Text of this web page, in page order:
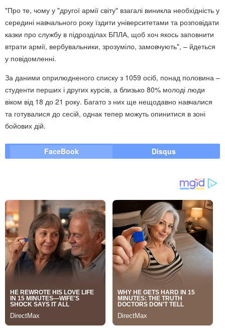
"Про те, чому у "другої армії світу" взагалі виникла необхідність у
середині навчального року їздити університетами та розповідати
казки про службу в підрозділах БПЛА, щоб хоч якось заповнити
втрати армії, вербувальники, зрозуміло, замовчують", – йдеться
у повідомленні.
За даними оприлюдненого списку з 1059 осіб, понад половина –
студенти перших і других курсів, а близько 80% молоді люди
віком від 18 до 21 року. Багато з них ще нещодавно навчалися
та готувалися до сесій, однак тепер можуть опинитися в зоні
бойових дій.
FaceBook Disqus